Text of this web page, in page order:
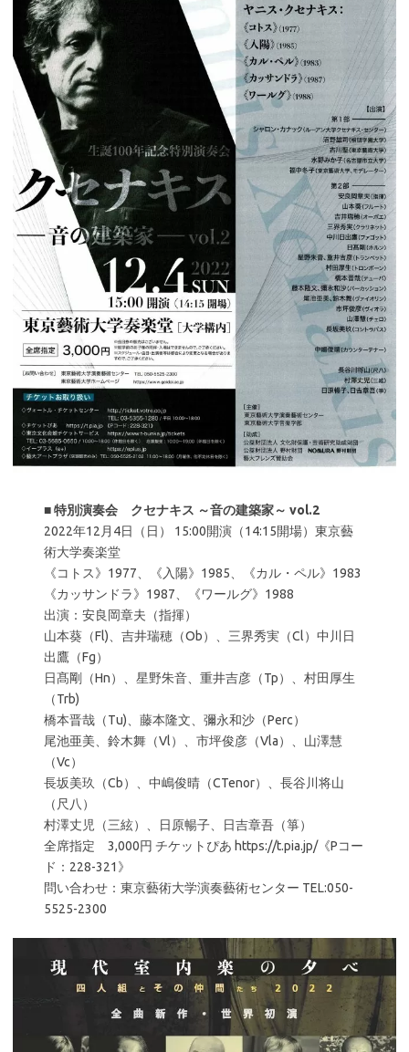
■特別演奏会 クセナキス ～音の建築家～ vol.2
2022年12月4日（日） 15:00開演（14:15開場）東京藝
術大学奏楽堂
《コトス》1977、《入陽》1985、《カル・ペル》1983
《カッサンドラ》1987、《ワールグ》1988
出演：安良岡章夫（指揮）
山本葵（Fl)、吉井瑞穂（Ob）、三界秀実（Cl）中川日
出鷹（Fg）
日髙剛（Hn）、星野朱音、重井吉彦（Tp）、村田厚生
（Trb)
橋本晋哉（Tu)、藤本隆文、彌永和沙（Perc）
尾池亜美、鈴木舞（Vl）、市坪俊彦（Vla）、山澤慧
（Vc）
長坂美玖（Cb）、中嶋俊晴（CTenor）、長谷川将山
（尺八）
村澤丈児（三絃）、日原暢子、日吉章吾（箏）
全席指定 3,000円 チケットぴあ https://t.pia.jp/《Pコー
ド：228-321》
問い合わせ：東京藝術大学演奏藝術センター TEL:050-
5525-2300